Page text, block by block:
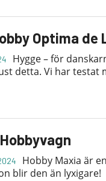
Optima de
Hygge – för
detta. Vi har testat
Hobby Maxia är
blir den än lyxigare!